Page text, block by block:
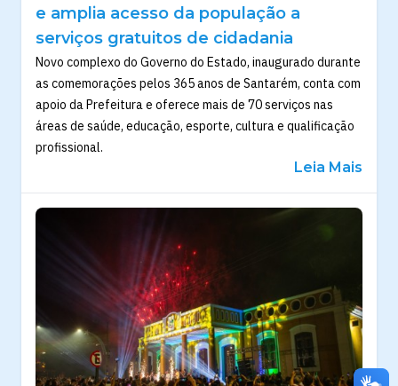
e amplia acesso da população a
serviços gratuitos de cidadania
Novo complexo do Governo do Estado, inaugurado durante
as comemorações pelos 365 anos de Santarém, conta com
apoio da Prefeitura e oferece mais de 70 serviços nas
áreas de saúde, educação, esporte, cultura e qualificação
profissional.
Leia Mais